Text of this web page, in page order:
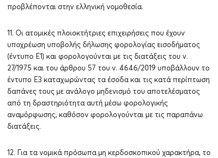
προβλέπονται στην ελληνική νομοθεσία.
11. Οι ατομικές πλοιοκτήτριες επιχειρήσεις που έχουν
υποχρέωση υποβολής δήλωσης φορολογίας εισοδήματος
(έντυπο Ε1) και φορολογούνται με τις διατάξεις του ν.
27/1975 και του άρθρου 57 του ν. 4646/2019 υποβάλλουν το
έντυπο Ε3 καταχωρώντας τα έσοδα και τις κατά περίπτωση
δαπάνες τους με ανάλογο μηδενισμό του αποτελέσματος
από τη δραστηριότητα αυτή μέσω φορολογικής
αναμόρφωσης, καθόσον φορολογούνται με τις παραπάνω
διατάξεις.
12. Για τα νομικά πρόσωπα μη κερδοσκοπικού χαρακτήρα, το